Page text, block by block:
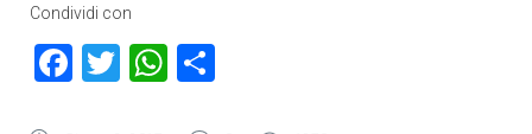
Condividi con
Facebook
TwitterWhatsApp